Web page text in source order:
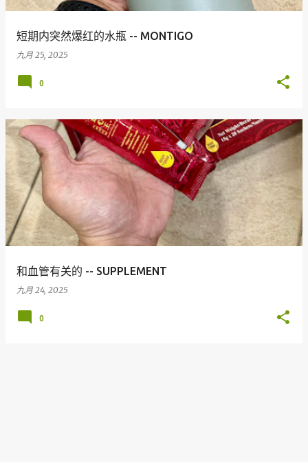
短期内突然爆红的水瓶 -- MONTIGO
九月 25, 2025
0
和血管有关的 -- SUPPLEMENT
九月 24, 2025
0